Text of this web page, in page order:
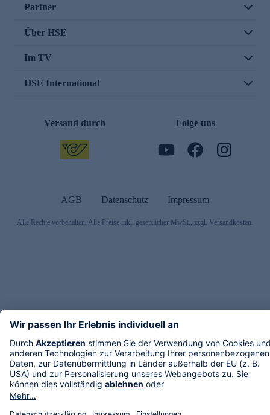
Partner
Über HSE
Im TV
HSE International
Versand durch Folge uns
AGB Datenschutz Impressum
Alle Rechte vorbehalten. Alle Preise inkl. gesetzlicher MwSt., zzgl. Versandkosten.